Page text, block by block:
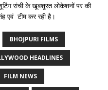
रांची के खूबशूरत लोकेशनों पर की
एवं टीम कर रही है।
BHOJPURI FILMS
HEADLINES
FILM NEWS